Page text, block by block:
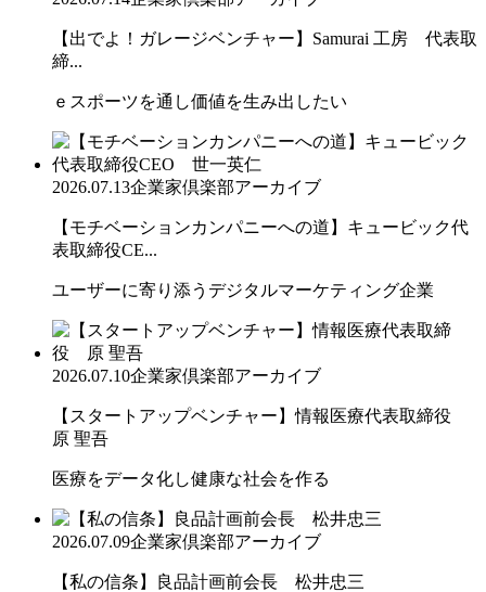
【出でよ！ガレージベンチャー】Samurai 工房 代表取
締...
ｅスポーツを通し価値を生み出したい
2026.07.13企業家倶楽部アーカイブ
【モチベーションカンパニーへの道】キュービック代
表取締役CE...
ユーザーに寄り添うデジタルマーケティング企業
2026.07.10企業家倶楽部アーカイブ
【スタートアップベンチャー】情報医療代表取締役
原 聖吾
医療をデータ化し健康な社会を作る
2026.07.09企業家倶楽部アーカイブ
【私の信条】良品計画前会長 松井忠三